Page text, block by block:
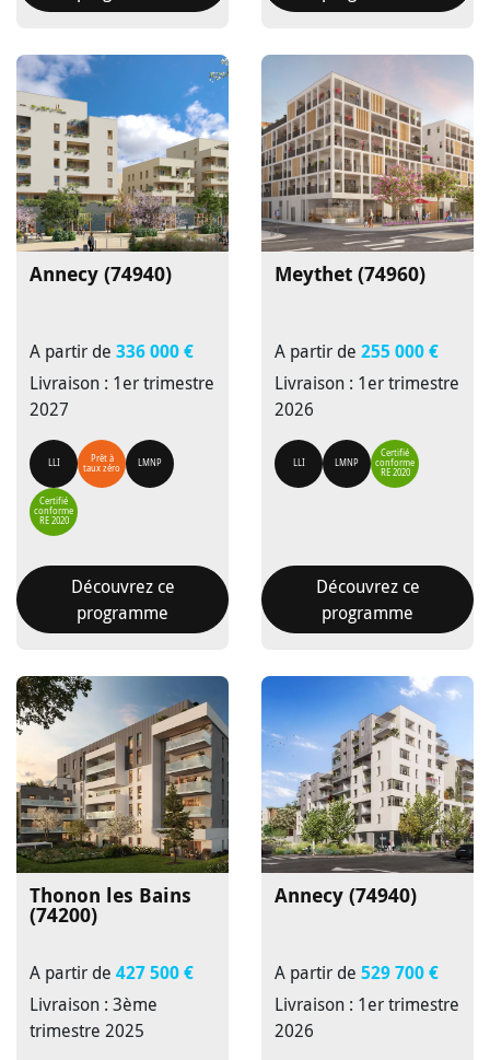
Annecy (74940)
A partir de 336 000 €
Livraison : 1er trimestre
2027
LLI
Prêt à
taux zéro
LMNP
Certifié
conforme
RE 2020
Découvrez ce
programme
Meythet (74960)
A partir de 255 000 €
Livraison : 1er trimestre
2026
LLI LMNP
Certifié
conforme
RE 2020
Découvrez ce
programme
Thonon les Bains
(74200)
A partir de 427 500 €
Livraison : 3ème
trimestre 2025
Annecy (74940)
A partir de 529 700 €
Livraison : 1er trimestre
2026